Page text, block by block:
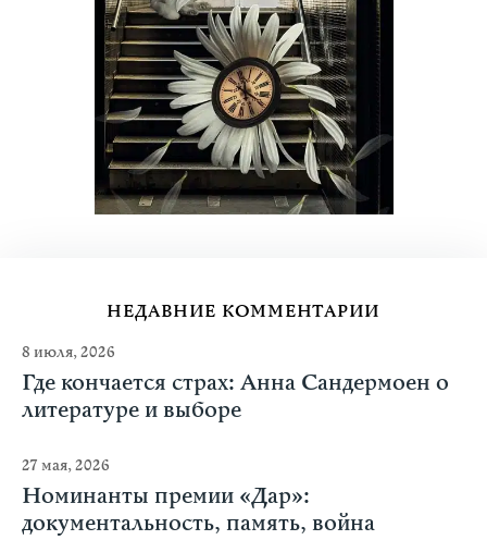
НЕДАВНИЕ КОММЕНТАРИИ
8 июля, 2026
Где кончается страх: Анна Сандермоен о
литературе и выборе
27 мая, 2026
Номинанты премии «Дар»:
документальность, память, война